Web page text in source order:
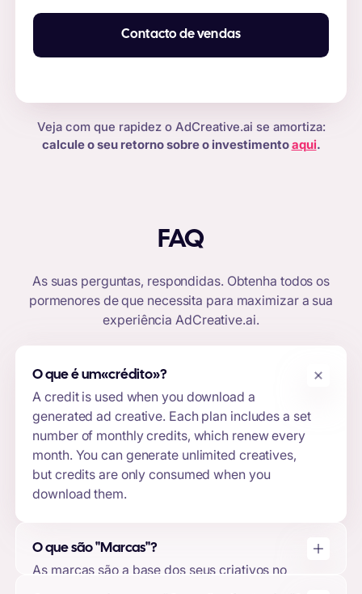
Contacto de vendas
Veja com que rapidez o AdCreative.ai se amortiza:
calcule o seu retorno sobre o investimentoaqui.
FAQ
As suas perguntas, respondidas. Obtenha todos os
pormenores de que necessita para maximizar a sua
experiênciaAdCreative.ai.
O que é um«crédito»?
A credit is used when you download a
generated ad creative. Each plan includes a set
number of monthly credits, which renew every
month. You can generate unlimited creatives,
but credits are only consumed when you
download them.
O que são "Marcas"?
As marcas são a base dos seus criativos no